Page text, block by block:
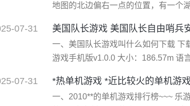
地图的北边偏右一点的位置，有一个
海加尔山去暴风城右上角，有一个小
个就是海山的，打开地图看，很容易
07-31 美国队长游戏 美国队长自由哨兵
一、美国队长游戏叫什么如何下载 下
游戏手机版v1.0.0 大小：186.57m 语
**英雄的感觉，游戏画面很多都是按
家作为美国队长需要担负起肩上的责
07-31 *热单机游戏 *近比较火的单机游
一、2010**的单机游戏排行榜~~~ 乐